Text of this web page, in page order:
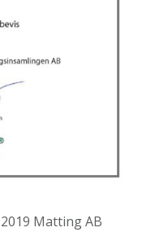
Matting AB